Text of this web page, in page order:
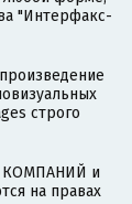
"Интерфакс-
строго
КОМПАНИЙ и
на правах